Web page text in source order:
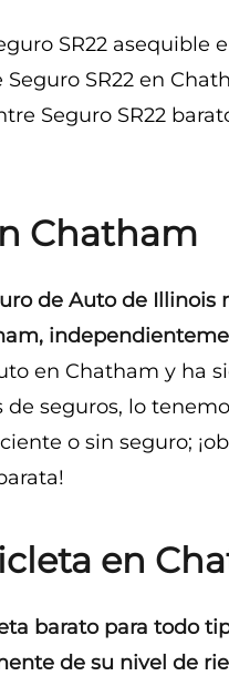
SR22 asequible
SR22 en
Seguro SR22
Chatham
de Auto de Illinois
en Chatham y ha
seguros, lo
o sin seguro;
en
barato para todo
de su nivel de